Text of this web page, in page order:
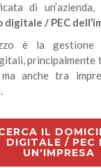
di
digitale / PEC
è la gestione
principalmente
ma anche tra
IL
DIGITALE / PEC
UN'IMPRESA